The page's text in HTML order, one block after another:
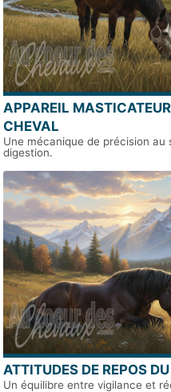
APPAREIL
CHEVAL
Une mécanique de précision au
digestion.
ATTITUDES DE REPOS
Un équilibre entre vigilance et